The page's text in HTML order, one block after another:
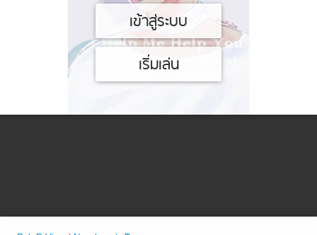
เข้าสู่ระบบ
เริ่มเล่น